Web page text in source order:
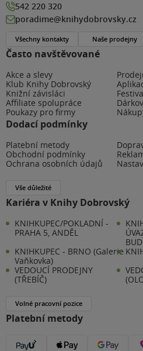
Často navštěvované
Akce a slevy
Klub Knihy Dobrovský
Knižní závisláci
Affiliate spolupráce
Poukazy pro firmy
Dodací podmínky
Platební metody
Obchodní podmínky
Ochrana osobních údajů
Vše důležité
Kariéra v Knihy Dobrovský
KNIHKUPEC/POKLADNÍ -
PRAHA 5, ANDĚL
KNIHKUPEC - BRNO (Galerie
Vaňkovka)
VEDOUCÍ PRODEJNY
(TŘEBÍČ)
Volné pracovní pozice
Platební metody
542 220 320
poradime@knihydobrovsky.cz
Všechny kontakty Naše prodejny